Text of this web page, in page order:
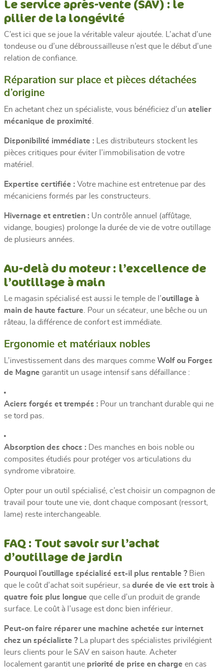
Le service après-vente (SAV) : le
pilier de la longévité
C’est ici que se joue la véritable valeur ajoutée. L’achat d’une
tondeuse ou d’une débroussailleuse n’est que le début d’une
relation de confiance.
Réparation sur place et pièces détachées
d’origine
En achetant chez un spécialiste, vous bénéficiez d’un atelier
mécanique de proximité
Disponibilité immédiate : Les distributeurs stockent les
pièces critiques pour éviter l’immobilisation de votre
matériel.
Expertise certifiée : Votre machine est entretenue par des
mécaniciens formés par les constructeurs.
Hivernage et entretien : Un contrôle annuel (affûtage,
vidange, bougies) prolonge la durée de vie de votre outillage
de plusieurs années.
Au-delà du moteur : l’excellence de
l’outillage à main
Le magasin spécialisé est aussi le temple de l’outillage à
main de haute facture . Pour un sécateur, une bêche ou un
râteau, la différence de confort est immédiate.
Ergonomie et matériaux nobles
L’investissement dans des marques comme Wolf ou Forges
de Magne garantit un usage intensif sans défaillance :
Aciers forgés et trempés : Pour un tranchant durable qui ne
se tord pas.
Absorption des chocs : Des manches en bois noble ou
composites étudiés pour protéger vos articulations du
syndrome vibratoire.
Opter pour un outil spécialisé, c’est choisir un compagnon de
travail pour toute une vie, dont chaque composant (ressort,
lame) reste interchangeable.
FAQ : Tout savoir sur l’achat
d’outillage de jardin
Pourquoi l’outillage spécialisé est-il plus rentable ? Bien
que le coût d’achat soit supérieur, sa durée de vie est trois à
quatre fois plus longue que celle d’un produit de grande
surface. Le coût à l’usage est donc bien inférieur.
Peut-on faire réparer une machine achetée sur internet
chez un spécialiste ? La plupart des spécialistes privilégient
leurs clients pour le SAV en saison haute. Acheter
localement garantit une priorité de prise en charge en cas